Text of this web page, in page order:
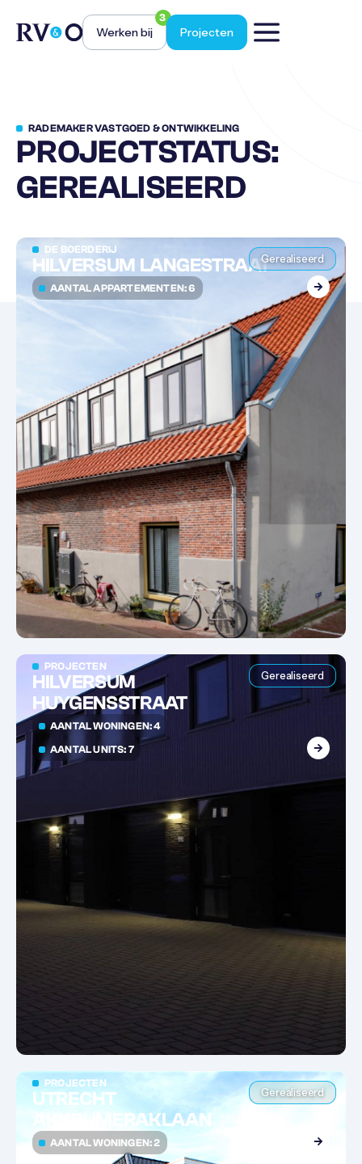
Werken bij
3
Projecten
RADEMAKER VASTGOED & ONTWIKKELING
PROJECTSTATUS:
GEREALISEERD
Gerealiseerd
DE BOERDERIJ
HILVERSUM LANGESTRAAT
AANTAL APPARTEMENTEN: 6
Gerealiseerd
PROJECTEN
HILVERSUM
HUYGENSSTRAAT
AANTAL WONINGEN: 4
AANTAL UNITS: 7
Gerealiseerd
PROJECTEN
UTRECHT
AKKRUMERAKLAAN
AANTAL WONINGEN: 2